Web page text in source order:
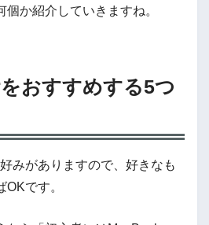
か紹介していきますね。
おすすめする5つ
みがありますので、好きなも
です。